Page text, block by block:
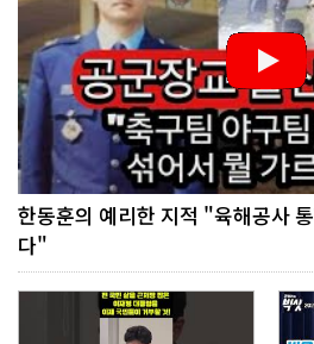
한동훈의 예리한 지적 "육해공사
다"